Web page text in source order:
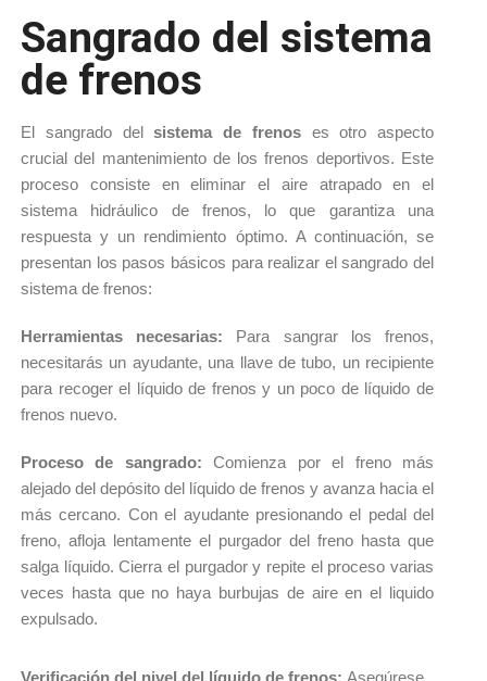
Sangrado del sistema
de frenos
El sangrado del sistema de frenos es otro aspecto
crucial del mantenimiento de los frenos deportivos. Este
proceso consiste en eliminar el aire atrapado en el
sistema hidráulico de frenos, lo que garantiza una
respuesta y un rendimiento óptimo. A continuación, se
presentan los pasos básicos para realizar el sangrado del
sistema de frenos:
Herramientas necesarias: Para sangrar los frenos,
necesitarás un ayudante, una llave de tubo, un recipiente
para recoger el líquido de frenos y un poco de líquido de
frenos nuevo.
Proceso de sangrado: Comienza por el freno más
alejado del depósito del líquido de frenos y avanza hacia el
más cercano. Con el ayudante presionando el pedal del
freno, afloja lentamente el purgador del freno hasta que
salga líquido. Cierra el purgador y repite el proceso varias
veces hasta que no haya burbujas de aire en el liquido
expulsado.